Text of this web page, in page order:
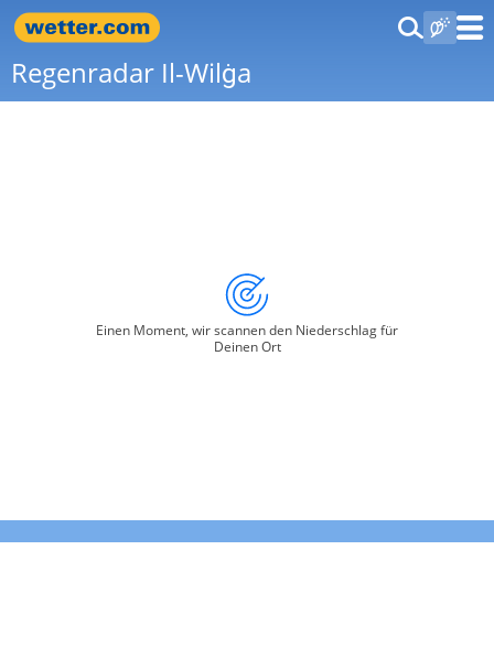
Regenradar Il-Wilġa
Einen Moment, wir scannen den Niederschlag für
Deinen Ort